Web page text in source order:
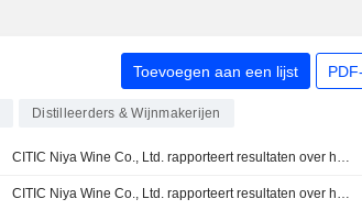
Toevoegen aan een lijst
Distilleerders & Wijnmakerijen
CITIC Niya Wine Co., Ltd. rapporteert resultaten over het eerste kwartaal eindigend op 31 maart 2026
CITIC Niya Wine Co., Ltd. rapporteert resultaten over het volledige boekjaar eindigend op 31 december 2025